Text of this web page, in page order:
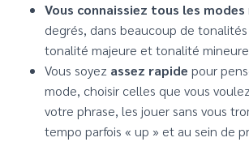
Vous connaissiez tous les modes
degrés, dans beaucoup de
tonalité majeure et tonalité
Vous soyez assez rapide pour
mode, choisir celles que vous
votre phrase, les jouer sans vous
tempo parfois « up » et au sein de